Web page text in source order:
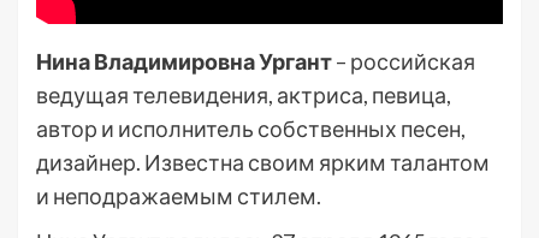
Нина Владимировна Ургант– российская
ведущая телевидения, актриса, певица,
автор и исполнитель собственных песен,
дизайнер. Известна своим ярким талантом
и неподражаемым стилем.